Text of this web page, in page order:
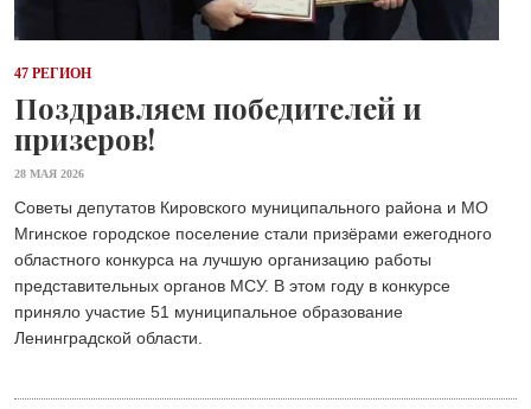
47 РЕГИОН
Поздравляем победителей и
призеров!
28 МАЯ 2026
Советы депутатов Кировского муниципального района и МО
Мгинское городское поселение стали призёрами ежегодного
областного конкурса на лучшую организацию работы
представительных органов МСУ. В этом году в конкурсе
приняло участие 51 муниципальное образование
Ленинградской области.